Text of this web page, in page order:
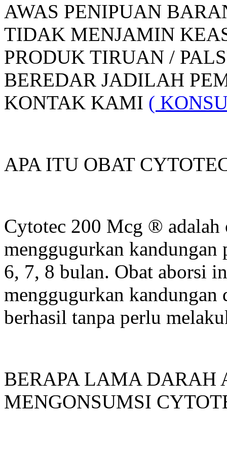
AWAS PENIPUAN
TIDAK MENJAMIN
PRODUK TIRUAN /
BEREDAR JADILAH
KONTAK KAMI (
APA ITU OBAT
Cytotec 200 Mcg ®
menggugurkan kandungan
6, 7, 8 bulan. Obat aborsi
menggugurkan kandungan
berhasil tanpa perlu
BERAPA LAMA DARAH
MENGONSUMSI